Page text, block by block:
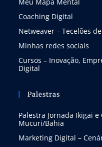
Coaching Digital
Netweaver – Tecelões
Minhas redes sociais
Cursos – Inovação,
Digital
Palestras
Palestra Jornada Ikigai
Mucuri/Bahia
Marketing Digital –